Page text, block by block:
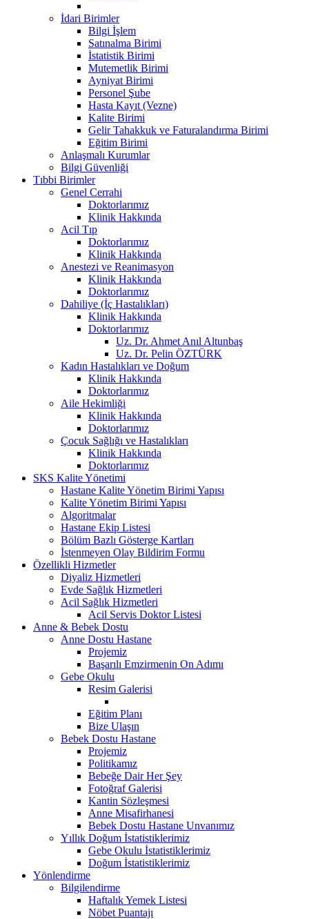
İdari Birimler
Bilgi İşlem
Satınalma Birimi
İstatistik Birimi
Mutemetlik Birimi
Ayniyat Birimi
Personel Şube
Hasta Kayıt (Vezne)
Kalite Birimi
Gelir Tahakkuk ve Faturalandırma Birimi
Eğitim Birimi
Anlaşmalı Kurumlar
Bilgi Güvenliği
Tıbbi Birimler
Genel Cerrahi
Doktorlarımız
Klinik Hakkında
Acil Tıp
Doktorlarımız
Klinik Hakkında
Anestezi ve Reanimasyon
Klinik Hakkında
Doktorlarımız
Dahiliye (İç Hastalıkları)
Klinik Hakkında
Doktorlarımız
Uz. Dr. Ahmet Anıl Altunbaş
Uz. Dr. Pelin ÖZTÜRK
Kadın Hastalıkları ve Doğum
Klinik Hakkında
Doktorlarımız
Aile Hekimliği
Klinik Hakkında
Doktorlarımız
Çocuk Sağlığı ve Hastalıkları
Klinik Hakkında
Doktorlarımız
SKS Kalite Yönetimi
Hastane Kalite Yönetim Birimi Yapısı
Kalite Yönetim Birimi Yapısı
Algoritmalar
Hastane Ekip Listesi
Bölüm Bazlı Gösterge Kartları
İstenmeyen Olay Bildirim Formu
Özellikli Hizmetler
Diyaliz Hizmetleri
Evde Sağlık Hizmetleri
Acil Sağlık Hizmetleri
Acil Servis Doktor Listesi
Anne & Bebek Dostu
Anne Dostu Hastane
Projemiz
Başarılı Emzirmenin On Adımı
Gebe Okulu
Resim Galerisi
Eğitim Planı
Bize Ulaşın
Bebek Dostu Hastane
Projemiz
Politikamız
Bebeğe Dair Her Şey
Fotoğraf Galerisi
Kantin Sözleşmesi
Anne Misafirhanesi
Bebek Dostu Hastane Unvanımız
Yıllık Doğum İstatistiklerimiz
Gebe Okulu İstatistiklerimiz
Doğum İstatistiklerimiz
Yönlendirme
Bilgilendirme
Haftalık Yemek Listesi
Nöbet Puantajı